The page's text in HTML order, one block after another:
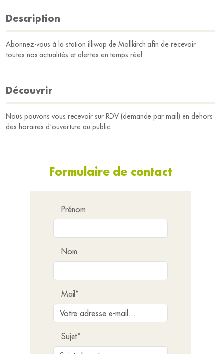
Description
Abonnez-vous à la station illiwap de Mollkirch afin de recevoir
toutes nos actualités et alertes en temps réel.
Découvrir
Nous pouvons vous recevoir sur RDV (demande par mail) en dehors
des horaires d'ouverture au public.
Formulaire de contact
Prénom
Nom
Mail*
Sujet*